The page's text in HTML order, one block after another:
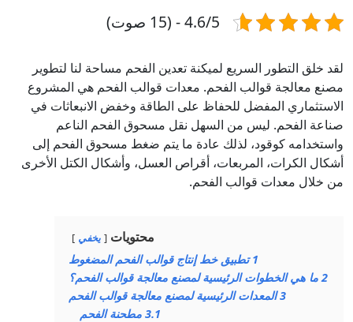
4.6/5 - (15 صوت)
لقد خلق التطور السريع لميكنة تعدين الفحم مساحة لنا لتطوير
مصنع معالجة قوالب الفحم. معدات قوالب الفحم هي المشروع
الاستثماري المفضل للحفاظ على الطاقة وخفض الانبعاثات في
صناعة الفحم. ليس من السهل نقل مسحوق الفحم الناعم
واستخدامه كوقود، لذلك عادة ما يتم ضغط مسحوق الفحم إلى
أشكال الكرات، المربعات، أقراص العسل، وأشكال الكتل الأخرى
من خلال معدات قوالب الفحم.
محتويات يخفي
1 تطبيق خط إنتاج قوالب الفحم المضغوط
2 ما هي الخطوات الرئيسية لمصنع معالجة قوالب الفحم؟
3 المعدات الرئيسية لمصنع معالجة قوالب الفحم
3.1 مطحنة الفحم